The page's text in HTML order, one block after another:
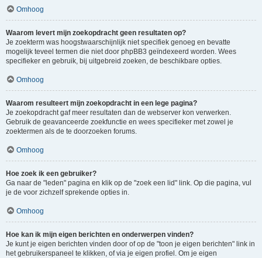
Omhoog
Waarom levert mijn zoekopdracht geen resultaten op?
Je zoekterm was hoogstwaarschijnlijk niet specifiek genoeg en bevatte
mogelijk teveel termen die niet door phpBB3 geïndexeerd worden. Wees
specifieker en gebruik, bij uitgebreid zoeken, de beschikbare opties.
Omhoog
Waarom resulteert mijn zoekopdracht in een lege pagina?
Je zoekopdracht gaf meer resultaten dan de webserver kon verwerken.
Gebruik de geavanceerde zoekfunctie en wees specifieker met zowel je
zoektermen als de te doorzoeken forums.
Omhoog
Hoe zoek ik een gebruiker?
Ga naar de "leden" pagina en klik op de "zoek een lid" link. Op die pagina, vul
je de voor zichzelf sprekende opties in.
Omhoog
Hoe kan ik mijn eigen berichten en onderwerpen vinden?
Je kunt je eigen berichten vinden door of op de "toon je eigen berichten" link in
het gebruikerspaneel te klikken, of via je eigen profiel. Om je eigen